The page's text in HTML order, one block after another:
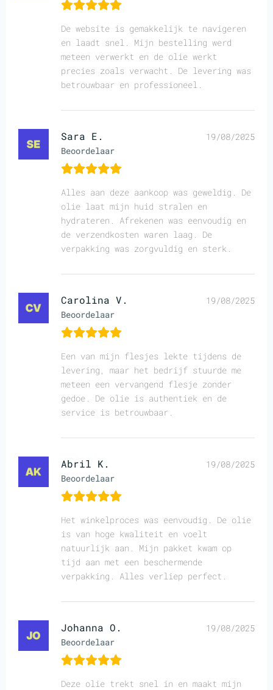
De website is gemakkelijk te navigeren
en laadt snel. Mijn bestelling werd
meteen verwerkt en de olie werkt
precies zoals verwacht. De levering was
betrouwbaar en professioneel.
Sara E.
Beoordelaar
19/08/2025
Alles aan deze aankoop was geweldig. De
olie laat mijn huid stralen en
hydrateren. Afrekenen was eenvoudig en
de verzendkosten waren laag. De
verpakking was zorgvuldig en sterk.
Carolina V.
Beoordelaar
19/08/2025
Een van mijn flesjes lekte tijdens de
levering, maar het bedrijf stuurde me
meteen een vervangend flesje zonder
gedoe. De olie is authentiek en de
service is betrouwbaar.
Abril K.
Beoordelaar
19/08/2025
Het winkelproces was eenvoudig. De olie
is van hoge kwaliteit en voelt
natuurlijk aan. Mijn pakket kwam op
tijd aan met een beschermende
verpakking. Alles verliep perfect.
Johanna O.
Beoordelaar
19/08/2025
Deze olie trekt snel in en maakt mijn